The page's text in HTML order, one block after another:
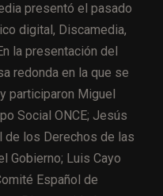
presentó el pasado
digital, Discamedia,
la presentación del
redonda en la que se
participaron Miguel
Social ONCE; Jesús
de los Derechos de las
Gobierno; Luis Cayo
Español de